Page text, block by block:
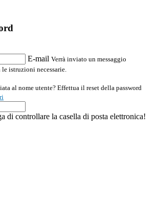
E-mail Verrà inviato un messaggio
istruzioni necessarie.
al nome utente? Effettua il reset della password
di controllare la casella di posta elettronica!